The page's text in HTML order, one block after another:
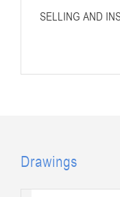
SELLING AND
Drawings